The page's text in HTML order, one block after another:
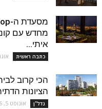
מחדש עם
איתי...
כתבה ראשית
הכי קרוב
הציונות
נדל''ן אוגוסט 5, 2026